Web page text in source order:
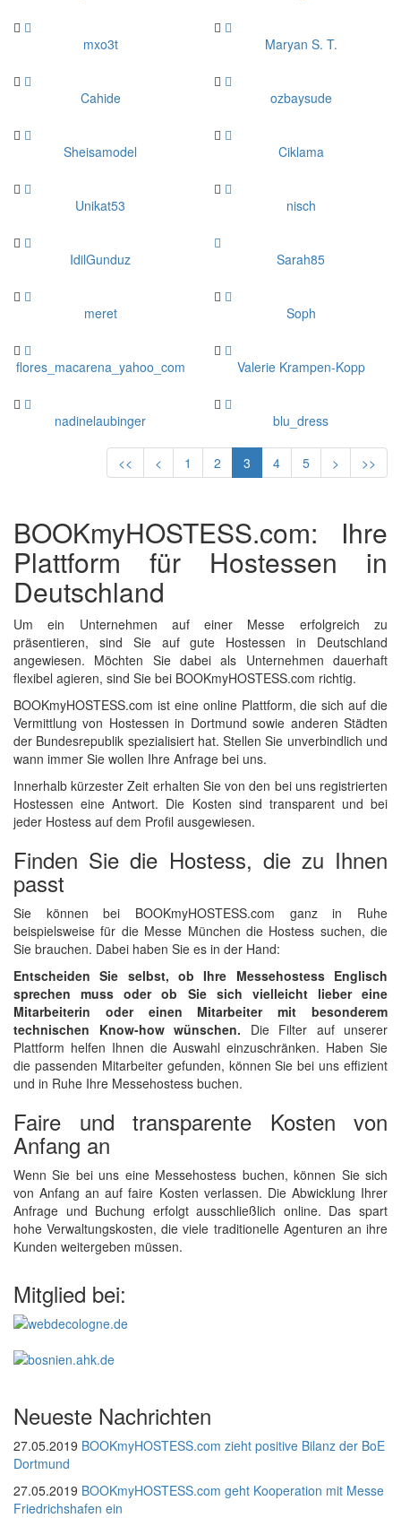
mxo3t Maryan S. T.
Cahide ozbaysude
Sheisamodel Ciklama
Unikat53 nisch
IdilGunduz Sarah85
meret Soph
flores_macarena_yahoo_com Valerie Krampen-Kopp
nadinelaubinger blu_dress
<< < 1 2 3 4 5 > >>
BOOKmyHOSTESS.com: Ihre
Plattform für Hostessen in
Deutschland
Um ein Unternehmen auf einer Messe erfolgreich zu
präsentieren, sind Sie auf gute Hostessen in Deutschland
angewiesen. Möchten Sie dabei als Unternehmen dauerhaft
flexibel agieren, sind Sie bei BOOKmyHOSTESS.com richtig.
BOOKmyHOSTESS.com ist eine online Plattform, die sich auf die
Vermittlung von Hostessen in Dortmund sowie anderen Städten
der Bundesrepublik spezialisiert hat. Stellen Sie unverbindlich und
wann immer Sie wollen Ihre Anfrage bei uns.
Innerhalb kürzester Zeit erhalten Sie von den bei uns registrierten
Hostessen eine Antwort. Die Kosten sind transparent und bei
jeder Hostess auf dem Profil ausgewiesen.
Finden Sie die Hostess, die zu Ihnen
passt
Sie können bei BOOKmyHOSTESS.com ganz in Ruhe
beispielsweise für die Messe München die Hostess suchen, die
Sie brauchen. Dabei haben Sie es in der Hand:
Entscheiden Sie selbst, ob Ihre Messehostess Englisch
sprechen muss oder ob Sie sich vielleicht lieber eine
Mitarbeiterin oder einen Mitarbeiter mit besonderem
technischen Know-how wünschen. Die Filter auf unserer
Plattform helfen Ihnen die Auswahl einzuschränken. Haben Sie
die passenden Mitarbeiter gefunden, können Sie bei uns effizient
und in Ruhe Ihre Messehostess buchen.
Faire und transparente Kosten von
Anfang an
Wenn Sie bei uns eine Messehostess buchen, können Sie sich
von Anfang an auf faire Kosten verlassen. Die Abwicklung Ihrer
Anfrage und Buchung erfolgt ausschließlich online. Das spart
hohe Verwaltungskosten, die viele traditionelle Agenturen an ihre
Kunden weitergeben müssen.
Mitglied bei:
Neueste Nachrichten
27.05.2019 BOOKmyHOSTESS.com zieht positive Bilanz der BoE
Dortmund
27.05.2019 BOOKmyHOSTESS.com geht Kooperation mit Messe
Friedrichshafen ein